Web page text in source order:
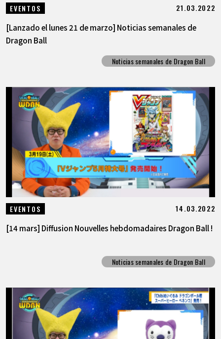
EVENTOS 21.03.2022
[Lanzado el lunes 21 de marzo] Noticias semanales de
Dragon Ball
Noticias semanales de Dragon Ball
EVENTOS 14.03.2022
[14 mars] Diffusion Nouvelles hebdomadaires Dragon Ball !
Noticias semanales de Dragon Ball